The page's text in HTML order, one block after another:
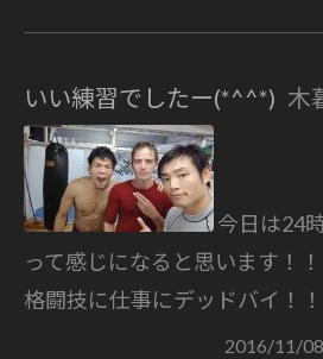
いい練習でしたー(*^^*) 木
今日は24
って感じになると思います！！
格闘技に仕事にデッドバイ！
2016/11/